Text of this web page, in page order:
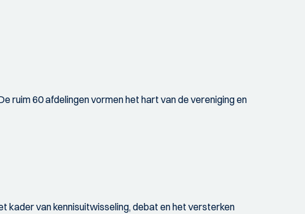
ruim 60 afdelingen vormen het hart van de vereniging en
kader van kennisuitwisseling, debat en het versterken